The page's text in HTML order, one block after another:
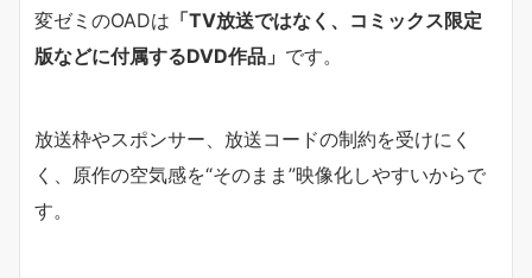
変ゼミのOADは 「TV放送ではなく、コミックス限定
版などに付属するDVD作品」 です。
放送枠やスポンサー、放送コードの制約を受けにく
く、原作の空気感を“そのまま”映像化しやすいからで
す。